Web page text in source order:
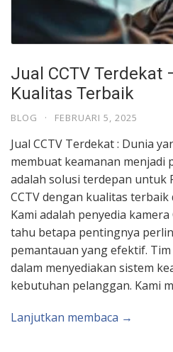
Jual CCTV Terdekat
Kualitas Terbaik
BLOG · FEBRUARI 5, 2025
Jual CCTV Terdekat : Dunia
membuat keamanan menjadi
adalah solusi terdepan untuk
CCTV dengan kualitas
Kami adalah penyedia kamera
tahu betapa pentingnya
pemantauan yang efektif.
dalam menyediakan sistem
kebutuhan pelanggan. Kami
Lanjutkan membaca →